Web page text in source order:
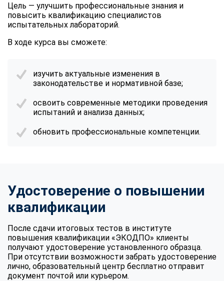
Цель — улучшить профессиональные знания и
повысить квалификацию специалистов
испытательных лабораторий.
В ходе курса вы сможете:
изучить актуальные изменения в
законодательстве и нормативной базе;
освоить современные методики проведения
испытаний и анализа данных;
обновить профессиональные компетенции.
Удостоверение о повышении
квалификации
После сдачи итоговых тестов в институте
повышения квалификации «ЭКОДПО» клиенты
получают удостоверение установленного образца.
При отсутствии возможности забрать удостоверение
лично, образовательный центр бесплатно отправит
документ почтой или курьером.